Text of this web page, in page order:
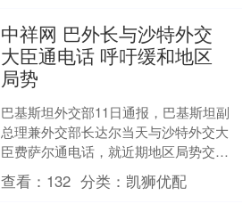
中祥网 巴外长与沙特外交
大臣通电话 呼吁缓和地区
局势
巴基斯坦外交部11日通报，巴基斯坦副
总理兼外交部长达尔当天与沙特外交大
臣费萨尔通电话，就近期地区局势交换
意见。 达尔和费萨尔对今年6月美国与伊
朗签署《伊斯兰堡谅....
查看： 132 分类： 凯狮优配